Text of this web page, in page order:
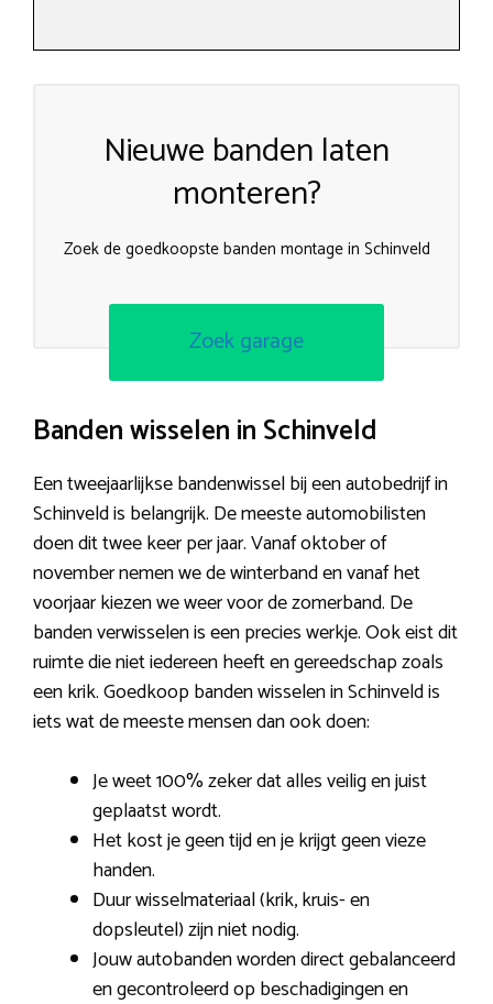
Nieuwe banden laten
monteren?
Zoek de goedkoopste banden montage in Schinveld
Zoek garage
Banden wisselen in Schinveld
Een tweejaarlijkse bandenwissel bij een autobedrijf in
Schinveld is belangrijk. De meeste automobilisten
doen dit twee keer per jaar. Vanaf oktober of
november nemen we de winterband en vanaf het
voorjaar kiezen we weer voor de zomerband. De
banden verwisselen is een precies werkje. Ook eist dit
ruimte die niet iedereen heeft en gereedschap zoals
een krik. Goedkoop banden wisselen in Schinveld is
iets wat de meeste mensen dan ook doen:
Je weet 100% zeker dat alles veilig en juist
geplaatst wordt.
Het kost je geen tijd en je krijgt geen vieze
handen.
Duur wisselmateriaal (krik, kruis- en
dopsleutel) zijn niet nodig.
Jouw autobanden worden direct gebalanceerd
en gecontroleerd op beschadigingen en